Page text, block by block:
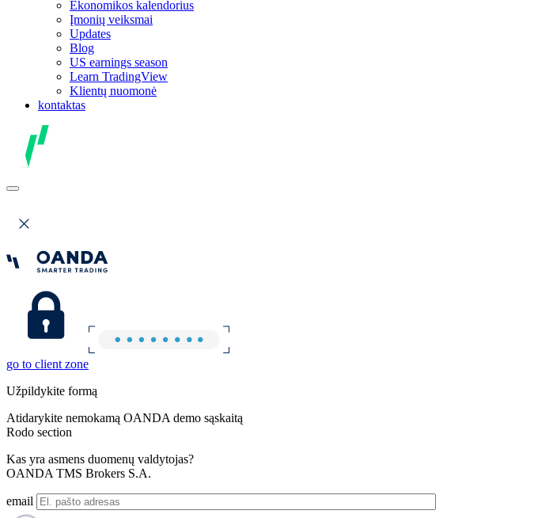
Ekonomikos kalendorius
Įmonių veiksmai
Updates
Blog
US earnings season
Learn TradingView
Klientų nuomonė
kontaktas
go to client zone
Užpildykite formą
Atidarykite nemokamą OANDA demo sąskaitą
Rodo section
Kas yra asmens duomenų valdytojas?
OANDA TMS Brokers S.A.
email